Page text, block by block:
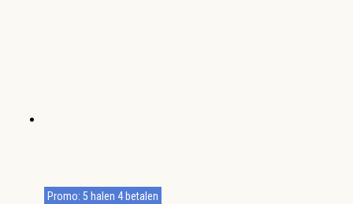
Promo: 5 halen 4 betalen